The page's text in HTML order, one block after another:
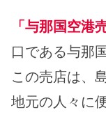
「与那国空港
口である与那
この売店は、
地元の人々に